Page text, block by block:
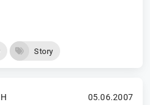
Story
05.06.2007